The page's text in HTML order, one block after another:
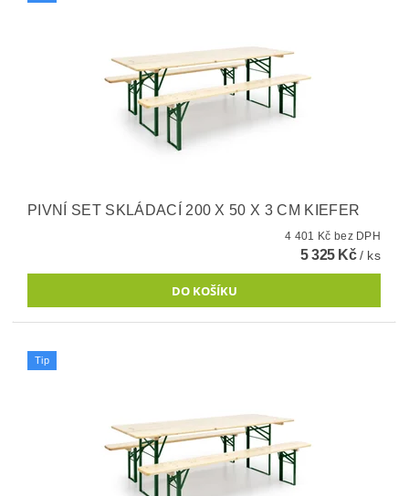
PIVNÍ SET SKLÁDACÍ 200 X 50 X 3 CM KIEFER
4 401 Kč bez DPH
5 325 Kč/ ks
Tip